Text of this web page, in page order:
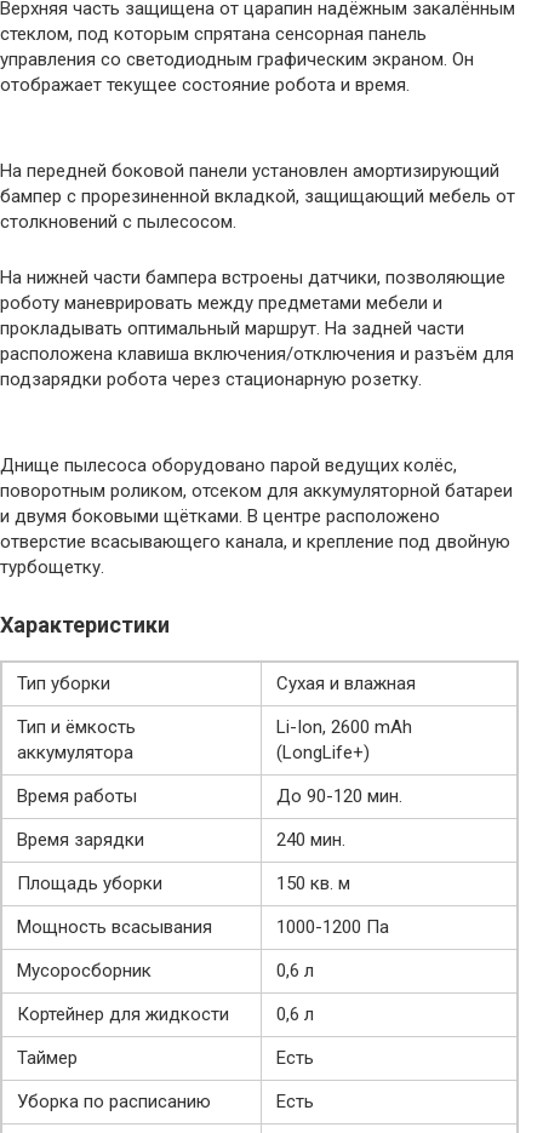
Верхняя часть защищена от царапин надёжным закалённым
стеклом, под которым спрятана сенсорная панель
управления со светодиодным графическим экраном. Он
отображает текущее состояние робота и время.
На передней боковой панели установлен амортизирующий
бампер с прорезиненной вкладкой, защищающий мебель от
столкновений с пылесосом.
На нижней части бампера встроены датчики, позволяющие
роботу маневрировать между предметами мебели и
прокладывать оптимальный маршрут. На задней части
расположена клавиша включения/отключения и разъём для
подзарядки робота через стационарную розетку.
Днище пылесоса оборудовано парой ведущих колёс,
поворотным роликом, отсеком для аккумуляторной батареи
и двумя боковыми щётками. В центре расположено
отверстие всасывающего канала, и крепление под двойную
турбощетку.
Характеристики
Тип уборки
Сухая и влажная
Тип и ёмкость
аккумулятора
Li-Ion, 2600 mAh
(LongLife+)
Время работы
До 90-120 мин.
Время зарядки
240 мин.
Площадь уборки
150 кв. м
Мощность всасывания
1000-1200 Па
Мусоросборник
0,6 л
Кортейнер для жидкости
0,6 л
Таймер
Есть
Уборка по расписанию
Есть